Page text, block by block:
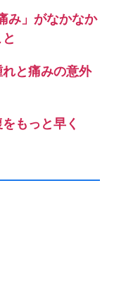
み」がなかなか
と痛みの意外
もっと早く